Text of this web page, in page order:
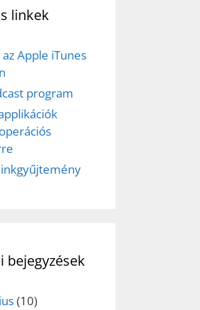
linkek
Apple iTunes
program
bejegyzések
(10)